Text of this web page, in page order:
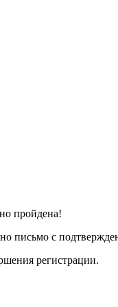
пройдена!
письмо с
регистрации.